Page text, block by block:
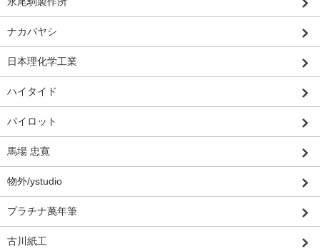
ナカバヤシ
日本理化学工業
ハイタイド
パイロット
馬場 忠寛
物外/ystudio
プラチナ萬年筆
古川紙工